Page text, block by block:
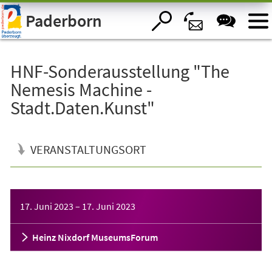
Visuelle
Assistenzsoftware
öffnen.Paderborn
HNF-Sonderausstellung "The
Nemesis Machine -
Stadt.Daten.Kunst"
VERANSTALTUNGSORT
17. Juni 2023 – 17. Juni 2023
Heinz Nixdorf MuseumsForum